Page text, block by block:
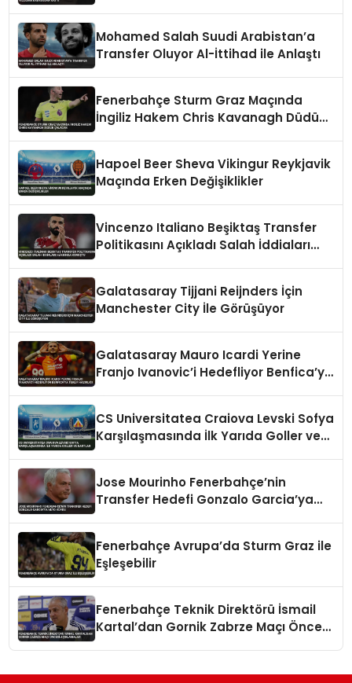
Mohamed Salah Suudi Arabistan’a
Transfer Oluyor Al-İttihad ile Anlaştı
Fenerbahçe Sturm Graz Maçında
İngiliz Hakem Chris Kavanagh Düdük
Hapoel Beer Sheva Vikingur Reykjavik
Maçında Erken Değişiklikler
Vincenzo Italiano Beşiktaş Transfer
Politikasını Açıkladı Salah İddiaları
Galatasaray Tijjani Reijnders İçin
Manchester City İle Görüşüyor
Galatasaray Mauro Icardi Yerine
Franjo Ivanovic’i Hedefliyor Benfica’ya
CS Universitatea Craiova Levski Sofya
Karşılaşmasında İlk Yarıda Goller ve
Jose Mourinho Fenerbahçe’nin
Transfer Hedefi Gonzalo Garcia’ya
Fenerbahçe Avrupa’da Sturm Graz ile
Eşleşebilir
Fenerbahçe Teknik Direktörü İsmail
Kartal’dan Gornik Zabrze Maçı Öncesi